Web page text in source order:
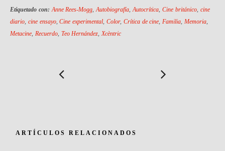
Etiquetado con: Anne Rees-Mogg,Autobiografía,Autocrítica, Cine británico, cine
diario, cine ensayo,Cine experimental,Color, Crítica de cine,Familia,Memoria,
Metacine, Recuerdo, Teo Hernández,Xcèntric
ARTÍCULOS RELACIONADOS